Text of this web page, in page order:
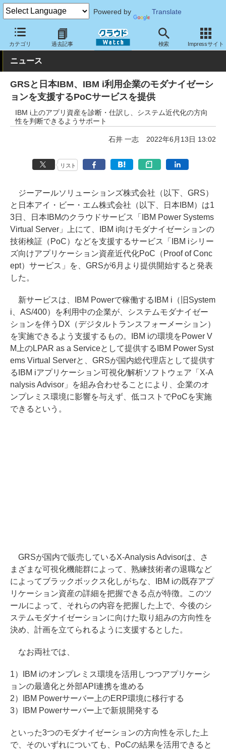
Powered by Translate
カテゴリ 過去記事 検索 Impressサイト
クラウド Watch サービス・ソフト サービス 分析
ニュース
GRSと日本IBM、IBM i利用企業のモダナイゼーシ
ョンを支援するPoCサービスを提供
IBM i上のアプリ資産を診断・仕訳し、システム近代化の方向
性を判断できるようサポート
石井 一志 2022年6月13日 13:02
リスト
ジーアールソリューションズ株式会社（以下、GRS）
と日本アイ・ビー・エム株式会社（以下、日本IBM）は1
3日、日本IBMのクラウドサービス「IBM Power Systems
Virtual Server」上にて、IBM i向けモダナイゼーションの
技術検証（PoC）などを支援するサービス「IBM iシリー
ズ向けアプリケーション資産近代化PoC（Proof of Conc
ept）サービス」を、GRSが6月より提供開始すると発表
した。
新サービスは、IBM Powerで稼働するIBM i（旧System
i、AS/400）を利用中の企業が、システムモダナイゼー
ションを伴うDX（デジタルトランスフォーメーション）
を実施できるよう支援するもの。IBM iの環境をPower V
M上のLPAR as a Serviceとして提供するIBM Power Syst
ems Virtual Serverと、GRSが国内総代理店として提供す
るIBM iアプリケーション可視化/解析ソフトウェア「X-A
nalysis Advisor」を組み合わせることにより、企業のオ
ンプレミス環境に影響を与えず、低コストでPoCを実施
できるという。
GRSが国内で販売しているX-Analysis Advisorは、さ
まざまな可視化機能群によって、熟練技術者の退職など
によってブラックボックス化しがちな、IBM iの既存アプ
リケーション資産の詳細を把握できる点が特徴。このツ
ールによって、それらの内容を把握した上で、今後のシ
ステムモダナイゼーションに向けた取り組みの方向性を
決め、計画を立てられるように支援するとした。
なお両社では、
1）IBM iのオンプレミス環境を活用しつつアプリケーシ
ョンの最適化と外部API連携を進める
2）IBM Powerサーバー上のERP環境に移行する
3）IBM Powerサーバー上で新規開発する
といった3つのモダナイゼーションの方向性を示した上
で、そのいずれについても、PoCの結果を活用できると